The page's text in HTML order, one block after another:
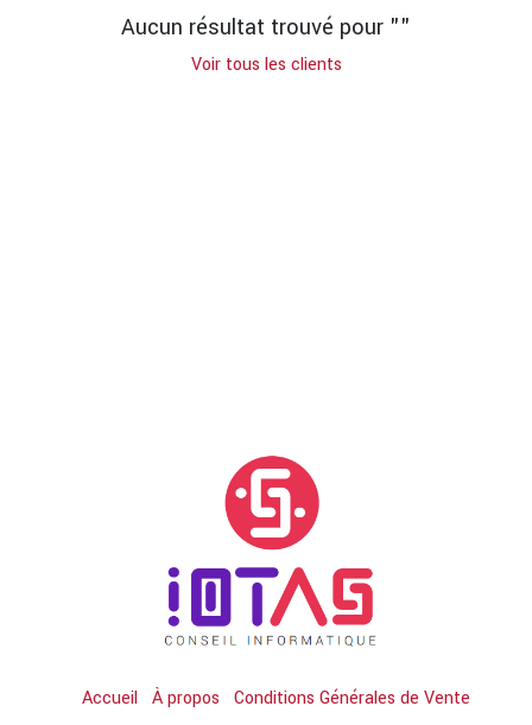
Aucun résultat trouvé pour ""
Voir tous les clients
Accueil À propos Conditions Générales de Vente